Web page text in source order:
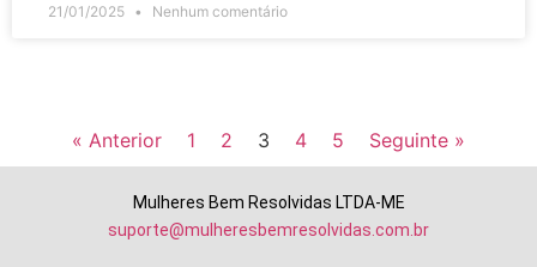
21/01/2025 Nenhum comentário
« Anterior 1 2 3 4 5 Seguinte »
Mulheres Bem Resolvidas LTDA-ME
suporte@mulheresbemresolvidas.com.br